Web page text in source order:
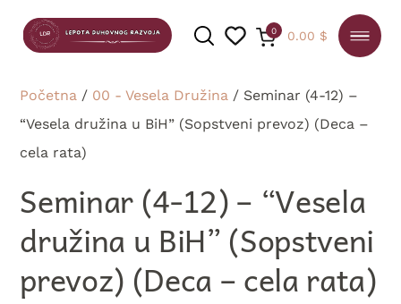
0 0.00 $
Početna / 00 - Vesela Družina / Seminar (4-12) –
“Vesela družina u BiH” (Sopstveni prevoz) (Deca –
cela rata)
Seminar (4-12) – “Vesela
družina u BiH” (Sopstveni
prevoz) (Deca – cela rata)